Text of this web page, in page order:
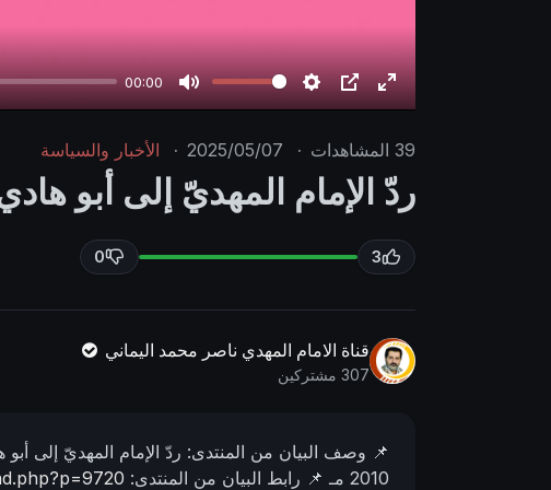
00:00
M
e
S
t
n
s
P
E
e
f
l
l
s
39 المشاهدات ·
2025/05/07
· الأخبار والسياسة
ردّ الإمام المهديّ إلى أبو
3
0
قناة الامام المهدي ناصر محمد اليماني
307 مشتركين
📌 وصف البیان من المنتدى: ردّ الإمام المهديّ إلى
2010 مـ
📌 رابط البيان من المنتدى: